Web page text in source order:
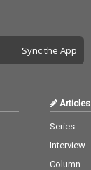
Sync the App
Articles
Series
Interview
Column